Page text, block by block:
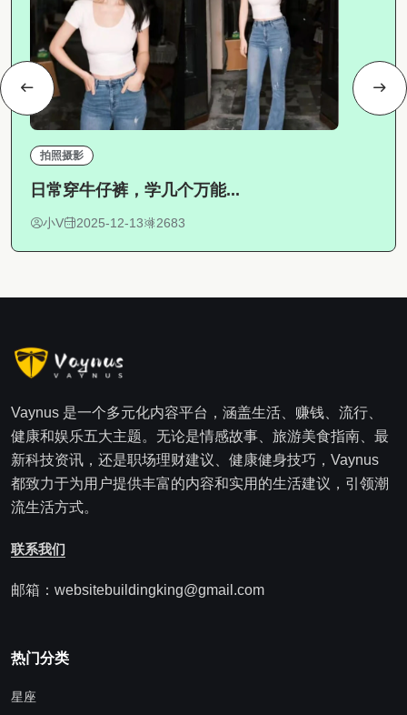
拍照摄影
日常穿牛仔裤，学几个万能...
小V 2025-12-13 2683
Vaynus 是一个多元化内容平台，涵盖生活、赚钱、流行、
健康和娱乐五大主题。无论是情感故事、旅游美食指南、最
新科技资讯，还是职场理财建议、健康健身技巧，Vaynus
都致力于为用户提供丰富的内容和实用的生活建议，引领潮
流生活方式。
联系我们
邮箱：websitebuildingking@gmail.com
热门分类
星座